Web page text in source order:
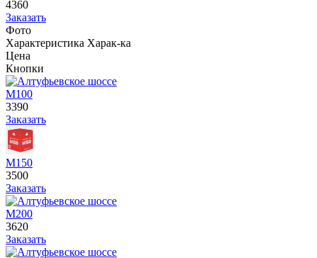
4360
Заказать
Фото
Характеристика Харак-ка
Цена
Кнопки
М100
3390
Заказать
М150
3500
Заказать
М200
3620
Заказать